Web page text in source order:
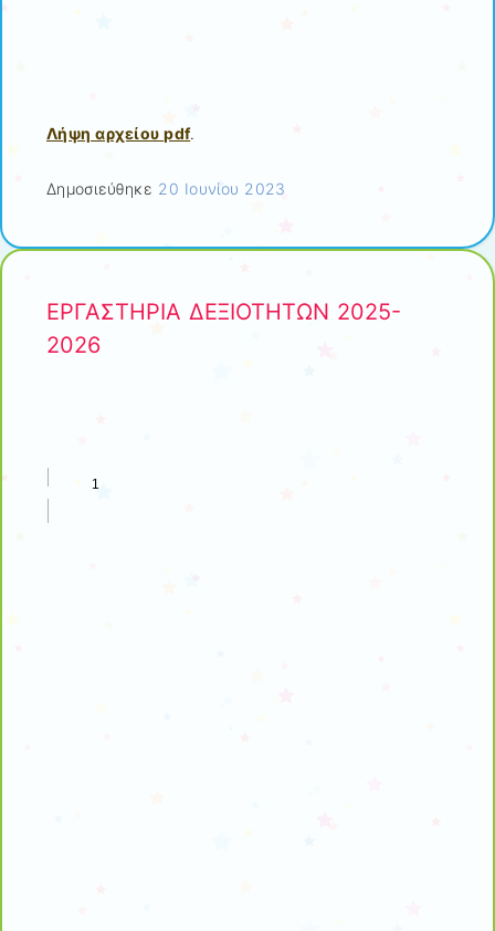
Λήψη αρχείου pdf.
Δημοσιεύθηκε 20 Ιουνίου 2023
ΕΡΓΑΣΤΗΡΙΑ ΔΕΞΙΟΤΗΤΩΝ 2025-
2026